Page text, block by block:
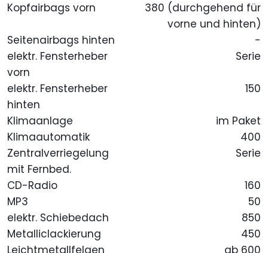
Kopfairbags vorn
380 (durchgehend für
vorne und hinten)
Seitenairbags hinten
-
elektr. Fensterheber
vorn
Serie
elektr. Fensterheber
hinten
150
Klimaanlage
im Paket
Klimaautomatik
400
Zentralverriegelung
mit Fernbed.
Serie
CD-Radio
160
MP3
50
elektr. Schiebedach
850
Metalliclackierung
450